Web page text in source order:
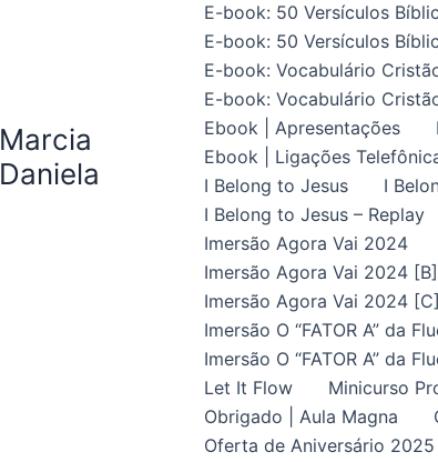
Marcia
Daniela
E-book: 50 Versículos
E-book: 50 Versículos
E-book: Vocabulário
E-book: Vocabulário
Ebook | Apresentações
Ebook | Ligações
I Belong to Jesus
I
I Belong to Jesus – Replay
Imersão Agora Vai 2024
Imersão Agora Vai 2024
Imersão Agora Vai 2024
Imersão O “FATOR A” da
Imersão O “FATOR A” da
Let It Flow
Minicurso
Obrigado | Aula Magna
Oferta de Aniversário